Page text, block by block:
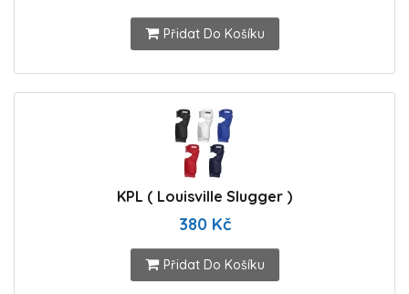
Přidat Do Košíku
KPL ( Louisville Slugger )
380 Kč
Přidat Do Košíku